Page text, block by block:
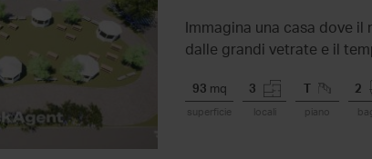
Immagina una casa dove
dalle grandi vetrate e il
93 mq
superficie
3
locali piano
2